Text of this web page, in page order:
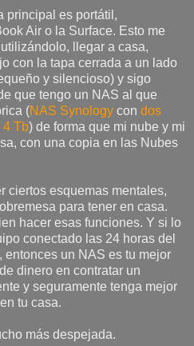
principal es portátil,
Air o la Surface. Esto me
llegar a casa,
con la tapa cerrada a un lado
y silencioso) y sigo
que tengo un NAS al que
(NAS Synology con dos
4 Tb) de forma que mi nube y mi
con una copia en las Nubes
ciertos esquemas mentales,
para tener en casa.
hacer esas funciones. Y si lo
conectado las 24 horas del
entonces un NAS es tu mejor
dinero en contratar un
y seguramente tenga mejor
tu casa.
más despejada.